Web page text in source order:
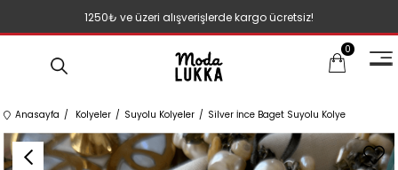
1250₺ ve üzeri alışverişlerde kargo ücretsiz!
0
Anasayfa Kolyeler Suyolu Kolyeler Silver İnce Baget Suyolu Kolye